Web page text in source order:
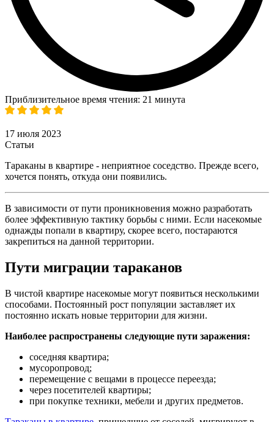
Приблизительное время чтения: 21 минута
17 июля 2023
Статьи
Тараканы в квартире - неприятное соседство. Прежде всего,
хочется понять, откуда они появились.
В зависимости от пути проникновения можно разработать
более эффективную тактику борьбы с ними. Если насекомые
однажды попали в квартиру, скорее всего, постараются
закрепиться на данной территории.
Пути миграции тараканов
В чистой квартире насекомые могут появиться несколькими
способами. Постоянный рост популяции заставляет их
постоянно искать новые территории для жизни.
Наиболее распространены следующие пути заражения:
соседняя квартира;
мусоропровод;
перемещение с вещами в процессе переезда;
через посетителей квартиры;
при покупке техники, мебели и других предметов.